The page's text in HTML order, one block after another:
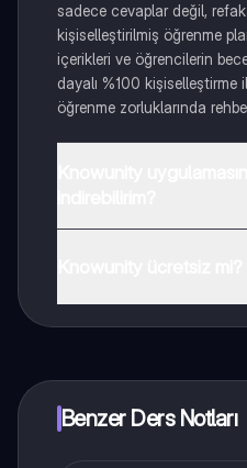
sadece cevaplar değil,
kişiselleştirilmiş öğrenme
içerikleri ve öğrencilerin
dayalı %100 kişiselleştirme
öğrenme zorluklarında
Benzer Ders Notları